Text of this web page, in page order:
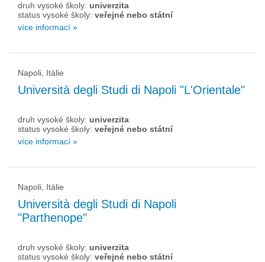
druh vysoké školy: univerzita
status vysoké školy: veřejné nebo státní
více informací »
Napoli, Itálie
Università degli Studi di Napoli "L'Orientale"
druh vysoké školy: univerzita
status vysoké školy: veřejné nebo státní
více informací »
Napoli, Itálie
Università degli Studi di Napoli
"Parthenope"
druh vysoké školy: univerzita
status vysoké školy: veřejné nebo státní